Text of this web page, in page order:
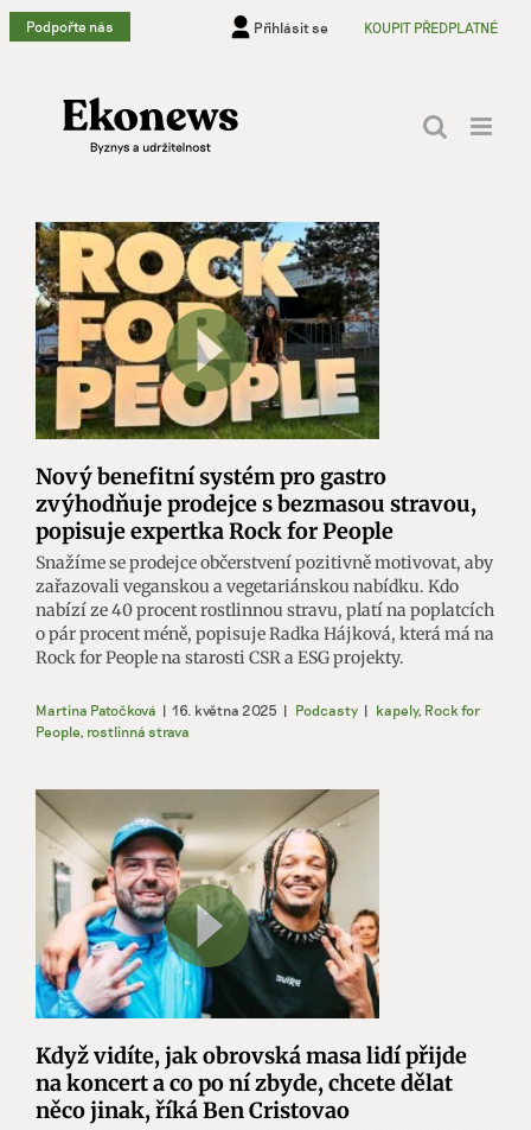
Přeskočit
na
Podpořte nás Přihlásit se KOUPIT PŘEDPLATNÉ
Nový benefitní systém pro gastro
zvýhodňuje prodejce s bezmasou stravou,
popisuje expertka Rock for People
Snažíme se prodejce občerstvení pozitivně motivovat, aby
zařazovali veganskou a vegetariánskou nabídku. Kdo
nabízí ze 40 procent rostlinnou stravu, platí na poplatcích
o pár procent méně, popisuje Radka Hájková, která má na
Rock for People na starosti CSR a ESG projekty.
Martina Patočková | 16. května 2025 | Podcasty | kapely, Rock for
People, rostlinná strava
Když vidíte, jak obrovská masa lidí přijde
na koncert a co po ní zbyde, chcete dělat
něco jinak, říká Ben Cristovao